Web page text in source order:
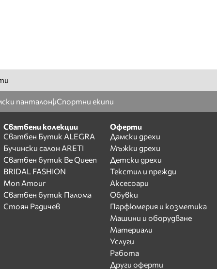
панталониСпортни екипи
Сватбени колекции
Сватбен Бутик ALEGRA
Бучински салон ARETI
Сватбен бутик Be Queen
BRIDAL FASHION
Mon Amour
Сватбен бутик Палома
Стоян Радичев
Оферти
Дамски дрехи
Мъжки дрехи
Детски дрехи
Текстил и прежди
Аксесоари
Обувки
Парфюмерия и козметика
Машини и оборудване
Материали
Услуги
Работа
Други оферти